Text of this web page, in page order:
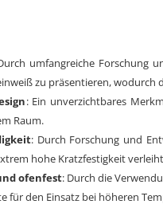
umfangreiche Forschung
zu präsentieren,
: Ein unverzichtbares
Raum.
: Durch Forschung und
hohe Kratzfestigkeit
ofenfest: Durch die
für den Einsatz bei höheren